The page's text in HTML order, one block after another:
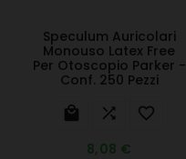
Speculum Auricolari
Monouso Latex Free
Per Otoscopio Parker -
Conf. 250 Pezzi
  
8,08 €